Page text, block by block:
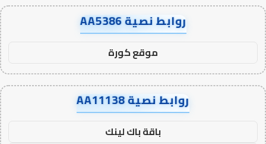
روابط نصية AA5386
موقع كورة
روابط نصية AA11138
باقة باك لينك